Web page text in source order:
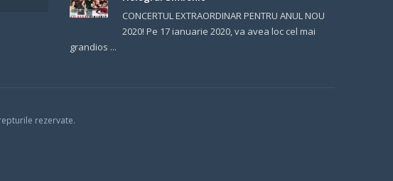
CONCERTUL EXTRAORDINAR PENTRU ANUL NOU
2020! Pe 17 ianuarie 2020, va avea loc cel mai
grandios ...
rezervate.